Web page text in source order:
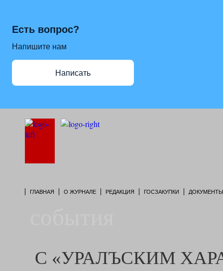
Есть вопрос?
Напишите нам
Написать
ГЛАВНАЯ О ЖУРНАЛЕ РЕДАКЦИЯ ГОСЗАКУПКИ ДОКУМЕНТЫ
С «УРАЛЪСКИМ